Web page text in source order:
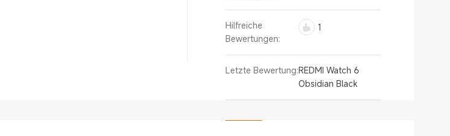
Hilfreiche
Bewertungen:
1
Letzte Bewertung:REDMI Watch 6
Obsidian Black